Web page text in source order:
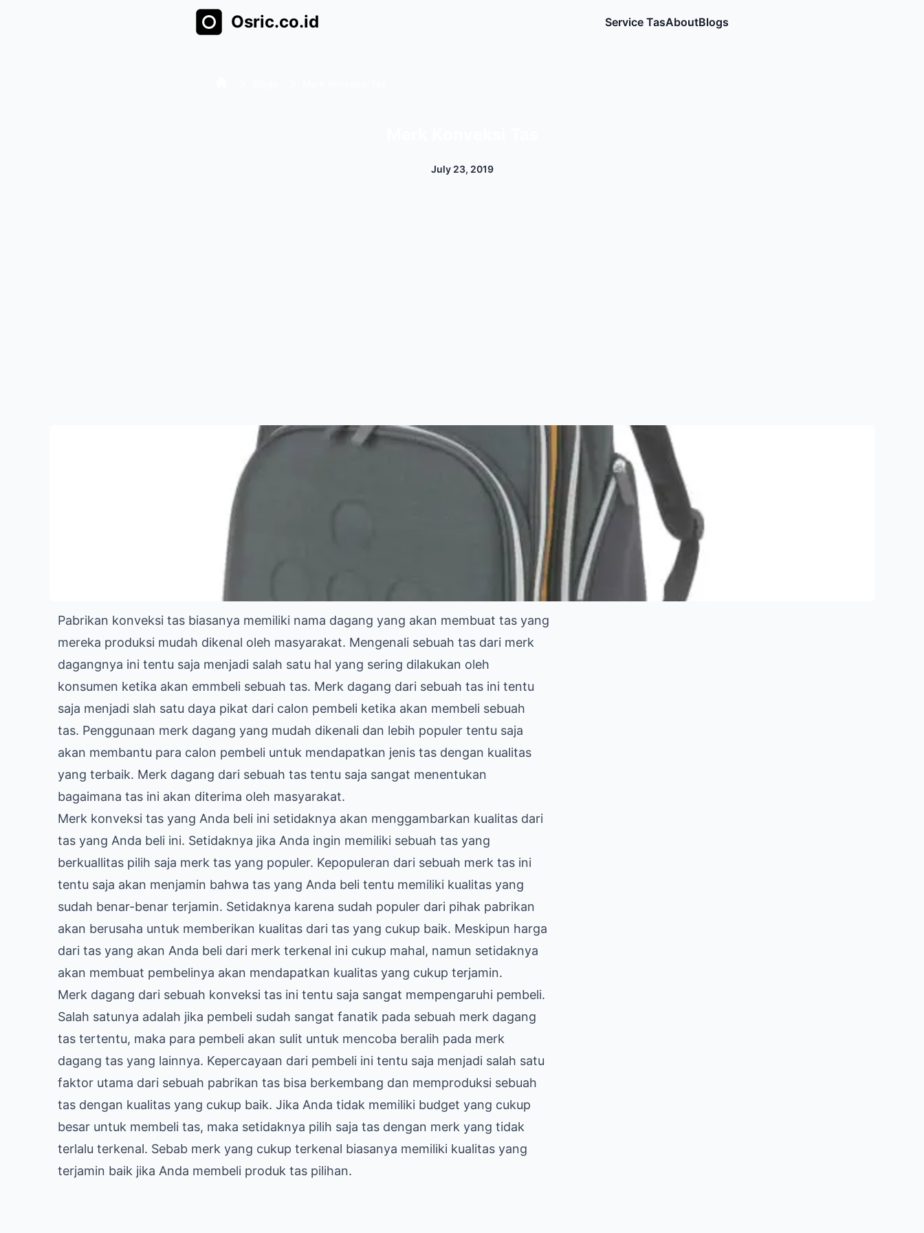
Osric.co.id Service TasAboutBlogs
July 23, 2019
Pabrikan konveksi tas biasanya memiliki nama dagang yang akan membuat tas yang
mereka produksi mudah dikenal oleh masyarakat. Mengenali sebuah tas dari merk
dagangnya ini tentu saja menjadi salah satu hal yang sering dilakukan oleh
konsumen ketika akan emmbeli sebuah tas. Merk dagang dari sebuah tas ini tentu
saja menjadi slah satu daya pikat dari calon pembeli ketika akan membeli sebuah
tas. Penggunaan merk dagang yang mudah dikenali dan lebih populer tentu saja
akan membantu para calon pembeli untuk mendapatkan jenis tas dengan kualitas
yang terbaik. Merk dagang dari sebuah tas tentu saja sangat menentukan
bagaimana tas ini akan diterima oleh masyarakat.
Merk konveksi tas yang Anda beli ini setidaknya akan menggambarkan kualitas dari
tas yang Anda beli ini. Setidaknya jika Anda ingin memiliki sebuah tas yang
berkuallitas pilih saja merk tas yang populer. Kepopuleran dari sebuah merk tas ini
tentu saja akan menjamin bahwa tas yang Anda beli tentu memiliki kualitas yang
sudah benar-benar terjamin. Setidaknya karena sudah populer dari pihak pabrikan
akan berusaha untuk memberikan kualitas dari tas yang cukup baik. Meskipun harga
dari tas yang akan Anda beli dari merk terkenal ini cukup mahal, namun setidaknya
akan membuat pembelinya akan mendapatkan kualitas yang cukup terjamin.
Merk dagang dari sebuah konveksi tas ini tentu saja sangat mempengaruhi pembeli.
Salah satunya adalah jika pembeli sudah sangat fanatik pada sebuah merk dagang
tas tertentu, maka para pembeli akan sulit untuk mencoba beralih pada merk
dagang tas yang lainnya. Kepercayaan dari pembeli ini tentu saja menjadi salah satu
faktor utama dari sebuah pabrikan tas bisa berkembang dan memproduksi sebuah
tas dengan kualitas yang cukup baik. Jika Anda tidak memiliki budget yang cukup
besar untuk membeli tas, maka setidaknya pilih saja tas dengan merk yang tidak
terlalu terkenal. Sebab merk yang cukup terkenal biasanya memiliki kualitas yang
terjamin baik jika Anda membeli produk tas pilihan.